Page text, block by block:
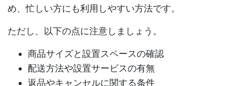
め、忙しい方にも利用しやすい方法です。
ただし、以下の点に注意しましょう。
商品サイズと設置スペースの確認
配送方法や設置サービスの有無
返品やキャンセルに関する条件